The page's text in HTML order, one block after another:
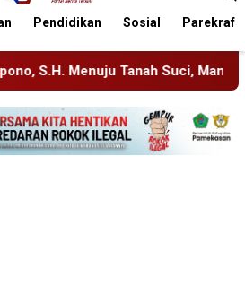
Pendidikan Sosial Parekraf
Pastikan Pelayanan Berita Tetap